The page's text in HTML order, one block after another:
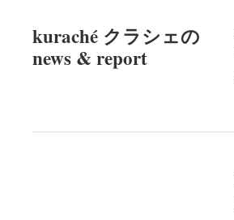
kuraché クラシェの
news & report